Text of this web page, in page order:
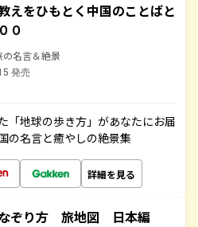
えをひもとく中国のことばと
０
の名言＆絶景
発売
「地球の歩き方」があなたにお届
の名言と癒やしの絶景集
詳細を見る
ぞり方 旅地図 日本編